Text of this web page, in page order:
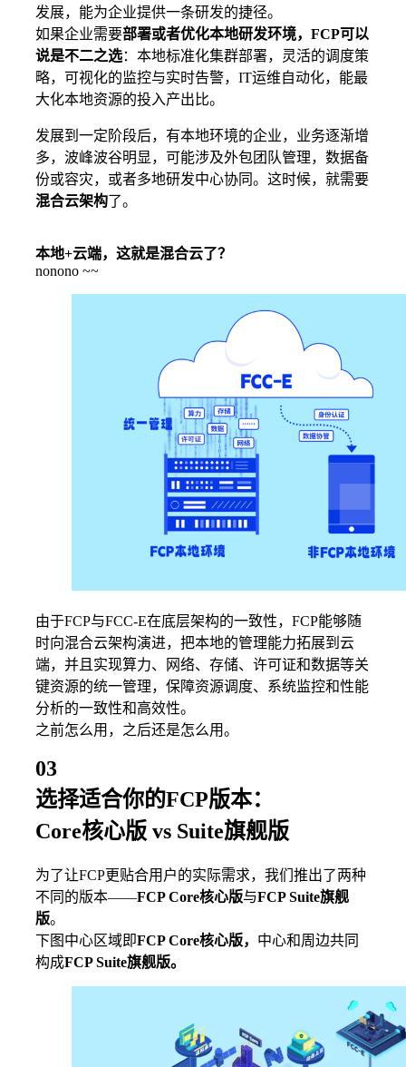
发展，能为企业提供一条研发的捷径。
如果企业需要部署或者优化本地研发环境，FCP可以
说是不二之选：本地标准化集群部署，灵活的调度策
略，可视化的监控与实时告警，IT运维自动化，能最
大化本地资源的投入产出比。
发展到一定阶段后，有本地环境的企业，业务逐渐增
多，波峰波谷明显，可能涉及外包团队管理，数据备
份或容灾，或者多地研发中心协同。这时候，就需要
混合云架构 了。
本地+云端，这就是混合云了？
nonono ~~
由于FCP与FCC-E在底层架构的一致性，FCP能够随
时向混合云架构演进，把本地的管理能力拓展到云
端，并且实现算力、网络、存储、许可证和数据等关
键资源的统一管理，保障资源调度、系统监控和性能
分析的一致性和高效性。
之前怎么用，之后还是怎么用。
03
选择适合你的FCP版本：
Core核心版 vs Suite旗舰版
为了让FCP更贴合用户的实际需求，我们推出了两种
不同的版本——FCP Core核心版与FCP Suite旗舰
版。
下图中心区域即FCP Core核心版， 中心和周边共同
构成FCP Suite旗舰版。